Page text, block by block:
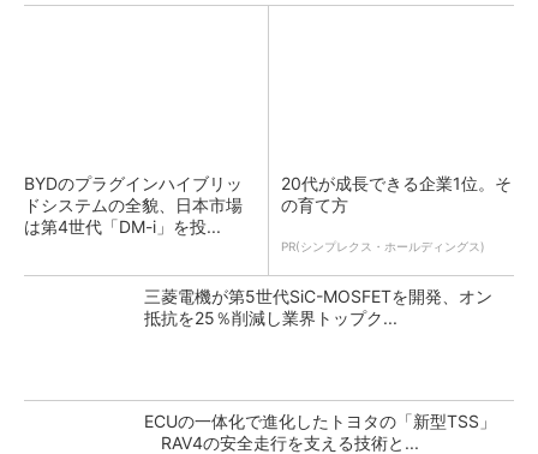
BYDのプラグインハイブリッ
ドシステムの全貌、日本市場
は第4世代「DM-i」を投...
20代が成長できる企業1位。そ
の育て方
PR(シンプレクス・ホールディングス)
三菱電機が第5世代SiC-MOSFETを開発、オン
抵抗を25％削減し業界トップク...
ECUの一体化で進化したトヨタの「新型TSS」
RAV4の安全走行を支える技術と...